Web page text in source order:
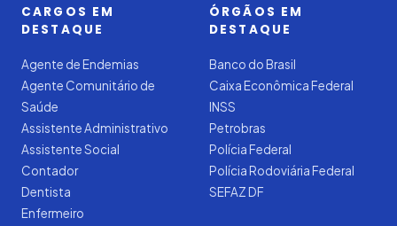
CARGOS EM
DESTAQUE
Agente de Endemias
Agente Comunitário de
Saúde
Assistente Administrativo
Assistente Social
Contador
Dentista
Enfermeiro
ÓRGÃOS EM
DESTAQUE
Banco do Brasil
Caixa Econômica Federal
INSS
Petrobras
Polícia Federal
Polícia Rodoviária Federal
SEFAZ DF